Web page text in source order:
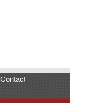
Contact